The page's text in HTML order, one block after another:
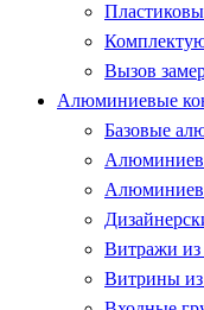
Вызов
Алюминиевые
Базовые
Витражи
Витрины